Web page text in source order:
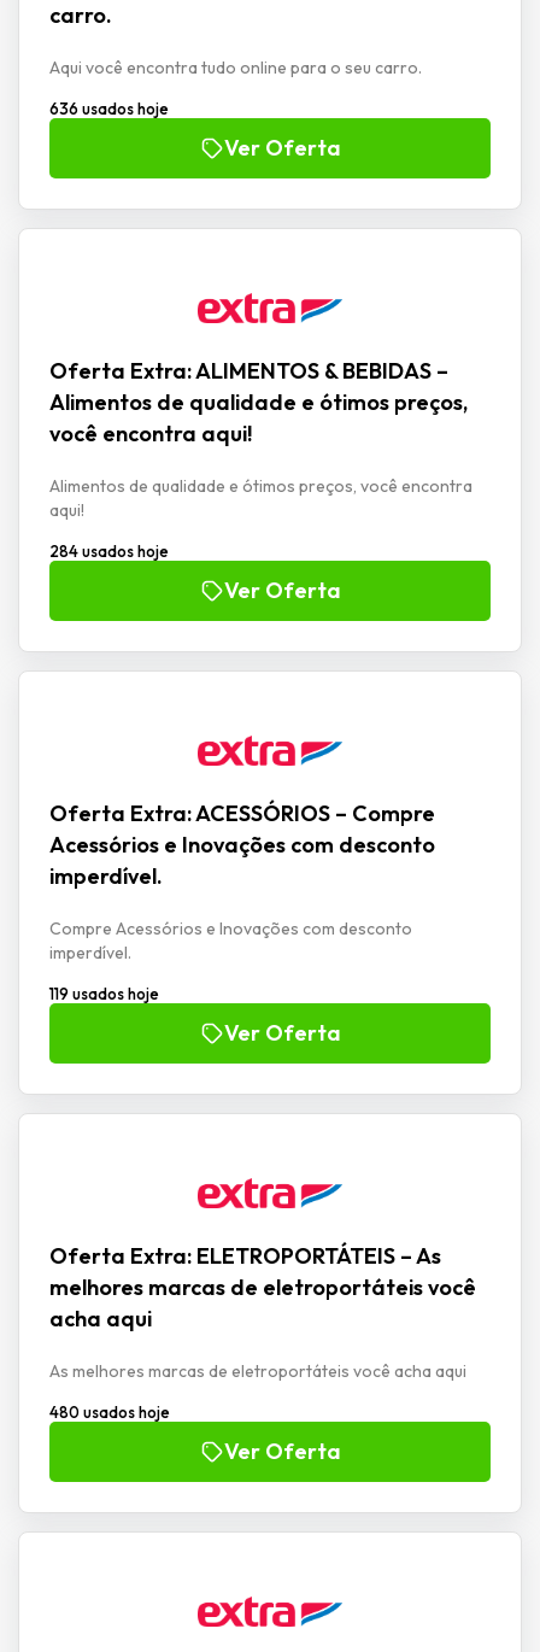
carro.
Aqui você encontra tudo online para o seu carro.
636 usados hoje
Ver Oferta
Oferta Extra: ALIMENTOS & BEBIDAS –
Alimentos de qualidade e ótimos preços,
você encontra aqui!
Alimentos de qualidade e ótimos preços, você encontra
aqui!
284 usados hoje
Ver Oferta
Oferta Extra: ACESSÓRIOS – Compre
Acessórios e Inovações com desconto
imperdível.
Compre Acessórios e Inovações com desconto
imperdível.
119 usados hoje
Ver Oferta
Oferta Extra: ELETROPORTÁTEIS – As
melhores marcas de eletroportáteis você
acha aqui
As melhores marcas de eletroportáteis você acha aqui
480 usados hoje
Ver Oferta